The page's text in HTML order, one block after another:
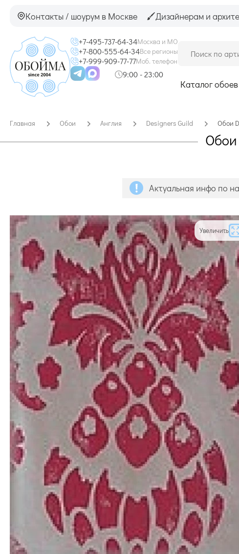
Контакты / шоурум в Москве Дизайнерам и
+7-495-737-64-34Москва и МО
+7-800-555-64-34Все регионы
+7-999-909-77-77Моб. телефон
9:00 - 23:00
Каталог обоев
Главная Обои Англия Designers Guild Обои
Актуальная инфо по
Увеличить